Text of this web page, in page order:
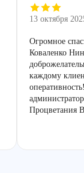
13 октября
Огромное
Коваленко
каждому